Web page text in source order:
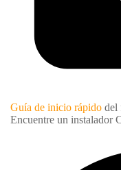
Guía de inicio rápido del
Encuentre un instalador